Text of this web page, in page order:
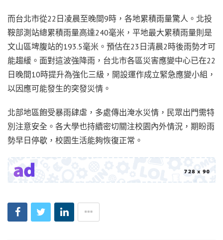
而台北市從22日凌晨至晚間9時，各地累積雨量驚人。北投
鞍部測站總累積雨量高達240毫米，平地最大累積雨量則是
文山區埤腹站的193.5毫米。預估在23日清晨2時後雨勢才可
能趨緩。面對這波強降雨，台北市各區災害應變中心已在22
日晚間10時提升為強化三級，開設運作成立緊急應變小組，
以因應可能發生的突發災情。
北部地區飽受暴雨肆虐，多處傳出淹水災情，民眾出門需特
別注意安全。各大學也持續密切關注校園內外情況，期盼雨
勢早日停歇，校園生活能夠恢復正常。